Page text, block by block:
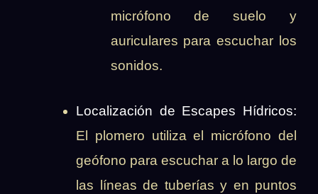
micrófono de suelo y
auriculares para escuchar los
sonidos.
Localización de Escapes Hídricos:
El plomero utiliza el micrófono del
geófono para escuchar a lo largo de
las líneas de tuberías y en puntos